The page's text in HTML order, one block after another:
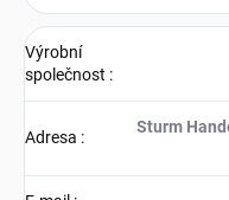
Výrobní
společnost :
Adresa :
Sturm